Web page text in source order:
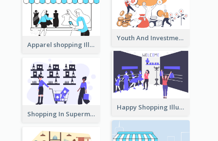
Youth And Investment Illustration
Apparel shopping Illustration
Happy Shopping Illustration
Shopping In Supermarket Illustration